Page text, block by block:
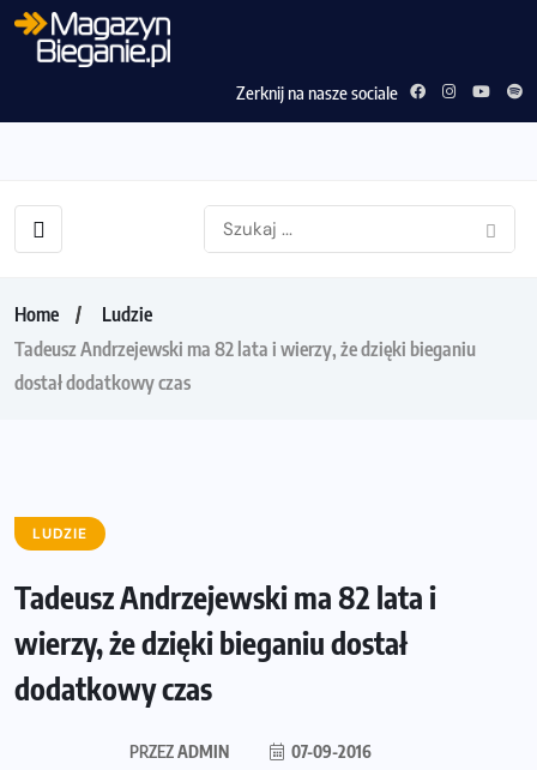
Zerknij na nasze sociale
Home
Ludzie
Tadeusz Andrzejewski ma 82 lata i wierzy, że dzięki bieganiu
dostał dodatkowy czas
LUDZIE
Tadeusz Andrzejewski ma 82 lata i
wierzy, że dzięki bieganiu dostał
dodatkowy czas
PRZEZADMIN 07-09-2016